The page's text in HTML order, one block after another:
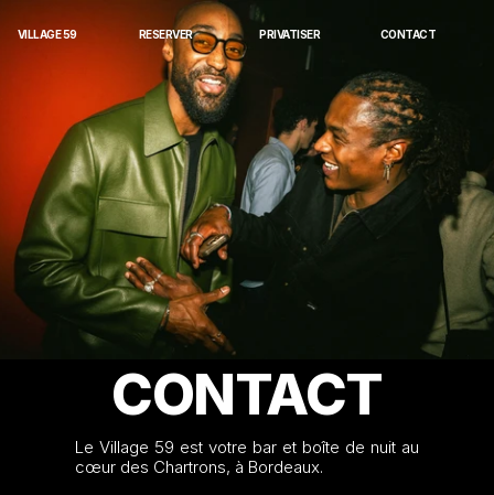
VILLAGE 59 RESERVER PRIVATISER CONTACT
CONTACT
Le Village 59 est votre bar et boîte de nuit au
cœur des Chartrons, à Bordeaux.